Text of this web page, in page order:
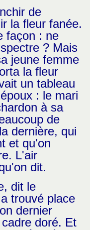
de
la fleur fanée.
façon : ne
? Mais
jeune femme
la fleur
un tableau
: le mari
à sa
de
dernière, qui
et qu'on
L'air
dit.
dit le
trouvé place
dernier
doré. Et